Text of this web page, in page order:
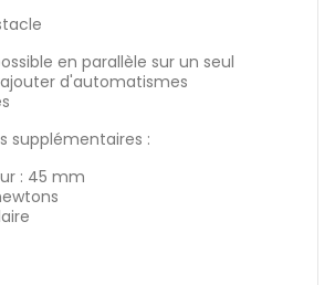
en parallèle sur un seul
d'automatismes
supplémentaires :
: 45 mm